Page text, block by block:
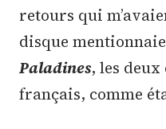
retours qui
disque
Paladines, les
français, comme